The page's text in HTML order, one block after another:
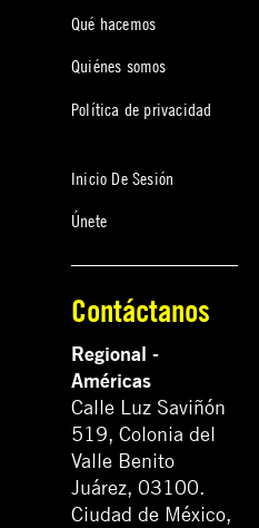
Qué hacemos
Quiénes somos
Política de privacidad
Inicio De Sesión
Únete
Contáctanos
Regional -
Américas
Calle Luz Saviñón
519, Colonia del
Valle Benito
Juárez, 03100.
Ciudad de México,